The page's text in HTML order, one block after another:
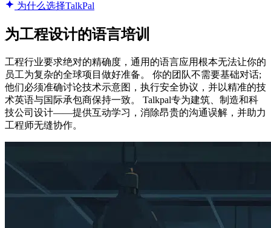
为什么选择TalkPal
为工程设计的语言培训
工程行业要求绝对的精确度，通用的语言应用根本无法让你的
员工为复杂的全球项目做好准备。 你的团队不需要基础对话;
他们必须准确讨论技术示意图，执行安全协议，并以精准的技
术英语与国际承包商保持一致。 Talkpal专为建筑、制造和科
技公司设计——提供互动学习，消除昂贵的沟通误解，并助力
工程师无缝协作。